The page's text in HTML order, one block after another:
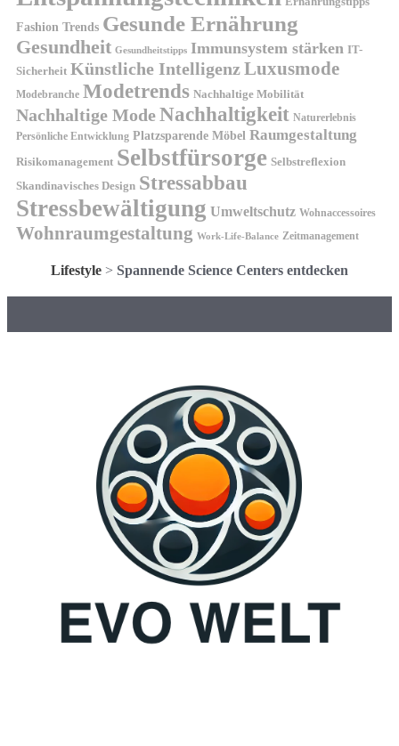
Fashion Trends Gesunde Ernährung
Gesundheit Gesundheitstipps Immunsystem stärken IT-
Sicherheit Künstliche IntelligenzLuxusmode
Modebranche Modetrends Nachhaltige Mobilität
Nachhaltige ModeNachhaltigkeit Naturerlebnis
Persönliche Entwicklung Platzsparende Möbel Raumgestaltung
Risikomanagement Selbstfürsorge Selbstreflexion
Skandinavisches Design Stressabbau
Stressbewältigung Umweltschutz Wohnaccessoires
Wohnraumgestaltung Work-Life-Balance Zeitmanagement
Lifestyle > Spannende Science Centers entdecken